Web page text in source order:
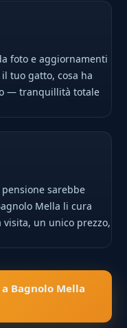
foto e aggiornamenti
tuo gatto, cosa ha
— tranquillità totale
sarebbe
Mella li cura
un unico prezzo,
Bagnolo Mella